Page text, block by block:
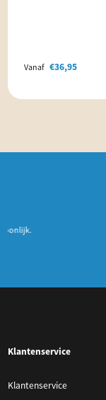
Vanaf €36,95
Klantenservice
Klantenservice